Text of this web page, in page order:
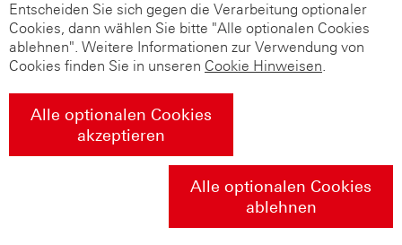
Entscheiden Sie sich gegen die Verarbeitung optionaler
Cookies, dann wählen Sie bitte "Alle optionalen Cookies
ablehnen". Weitere Informationen zur Verwendung von
Cookies finden Sie in unseren Cookie Hinweisen.
Alle optionalen Cookies
akzeptieren
Alle optionalen Cookies
ablehnen